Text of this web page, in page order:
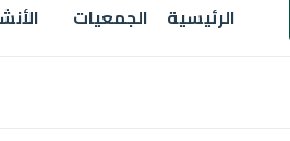
الرئيسية الجمعيات